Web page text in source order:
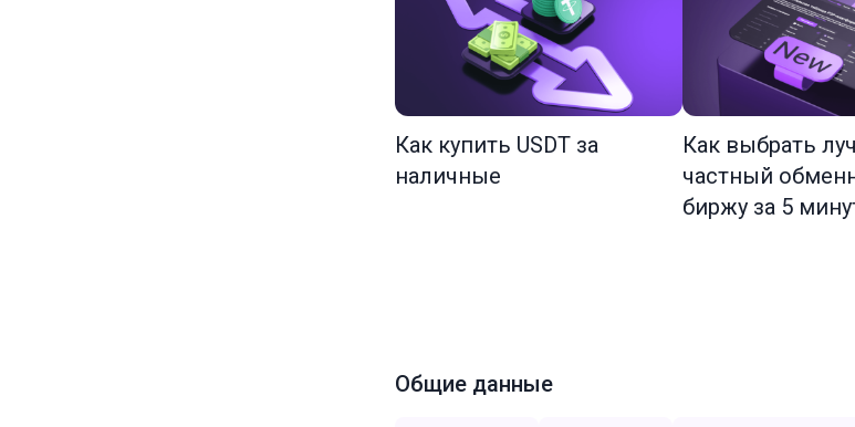
Как купить USDT за
наличные
Как выбрать
частный
биржу за 5
Общие данные